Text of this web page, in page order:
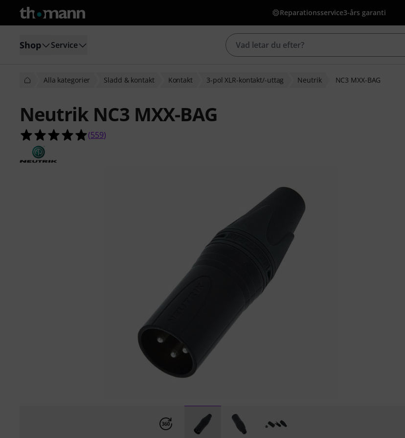
Reparationsservice3-års garanti
Shop Service
Alla kategorier Sladd & kontakt Kontakt 3-pol XLR-kontakt/-uttag Neutrik NC3 MXX-BAG
Neutrik NC3 MXX-BAG
4.9 av 5 stjärnor från 559 kundbetyg
(559)